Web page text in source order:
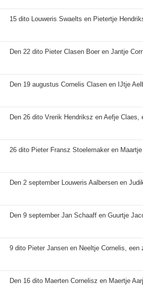
15 dito Louweris Swaelts en Pietertje
Den 22 dito Pieter Clasen Boer en Jantje
Den 19 augustus Cornelis Clasen en IJtje
Den 26 dito Vrerik Hendriksz en Aefje Claes,
26 dito Pieter Fransz Stoelemaker en
Den 2 september Louweris Aalbersen en
Den 9 september Jan Schaaff en Guurtje
9 dito Pieter Jansen en Neeltje Cornelis, een
Den 16 dito Maerten Cornelisz en Maertje